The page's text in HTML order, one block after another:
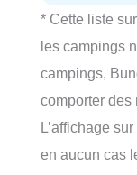
* Cette liste
les campings
campings,
comporter des
L’affichage
en aucun cas